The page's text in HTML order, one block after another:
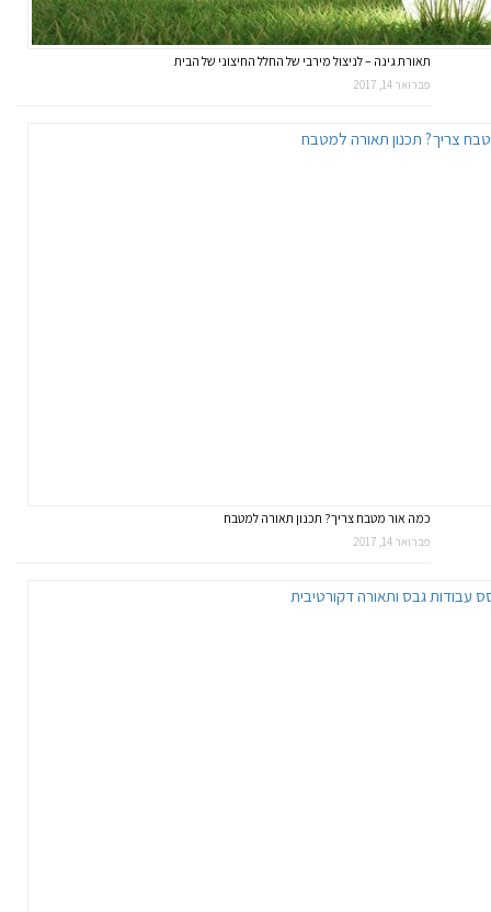
תאורת גינה – לניצול מירבי של החלל החיצוני של הבית
פברואר 14, 2017
כמה אור מטבח צריך? תכנון תאורה למטבח
פברואר 14, 2017